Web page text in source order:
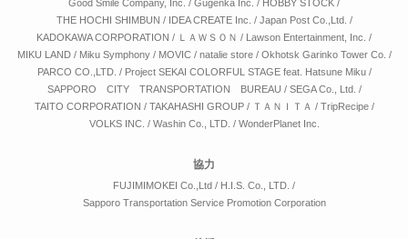
Good Smile Company, Inc. / Gugenka Inc. / HOBBY STOCK /
THE HOCHI SHIMBUN / IDEA CREATE Inc. / Japan Post Co.,Ltd. /
KADOKAWA CORPORATION / ＬＡＷＳＯＮ / Lawson Entertainment, Inc. /
MIKU LAND/ Miku Symphony/ MOVIC/ natalie store/ Okhotsk Garinko Tower Co. /
PARCO CO.,LTD. / Project SEKAI COLORFUL STAGE feat. Hatsune Miku/
SAPPORO CITY TRANSPORTATION BUREAU / SEGA Co., Ltd. /
TAITO CORPORATION / TAKAHASHI GROUP/ ＴＡＮＩＴＡ / TripRecipe/
VOLKS INC. / Washin Co., LTD. / WonderPlanet Inc.
協力
FUJIMIMOKEI Co.,Ltd / H.I.S. Co., LTD. /
Sapporo Transportation Service Promotion Corporation